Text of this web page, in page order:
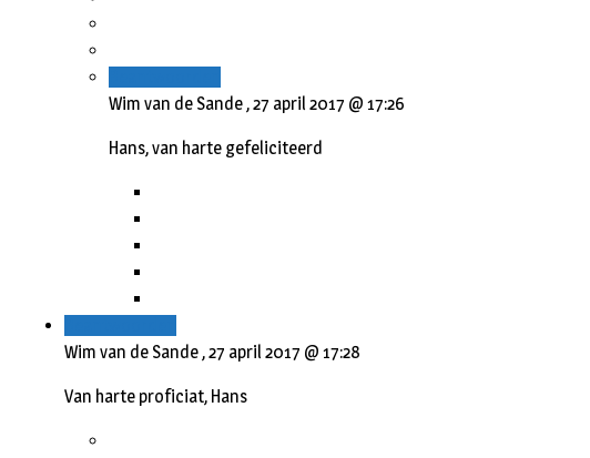
Wim van de Sande ,27 april 2017 @ 17:26
Hans, van harte gefeliciteerd
Wim van de Sande ,27 april 2017 @ 17:28
Van harte proficiat, Hans